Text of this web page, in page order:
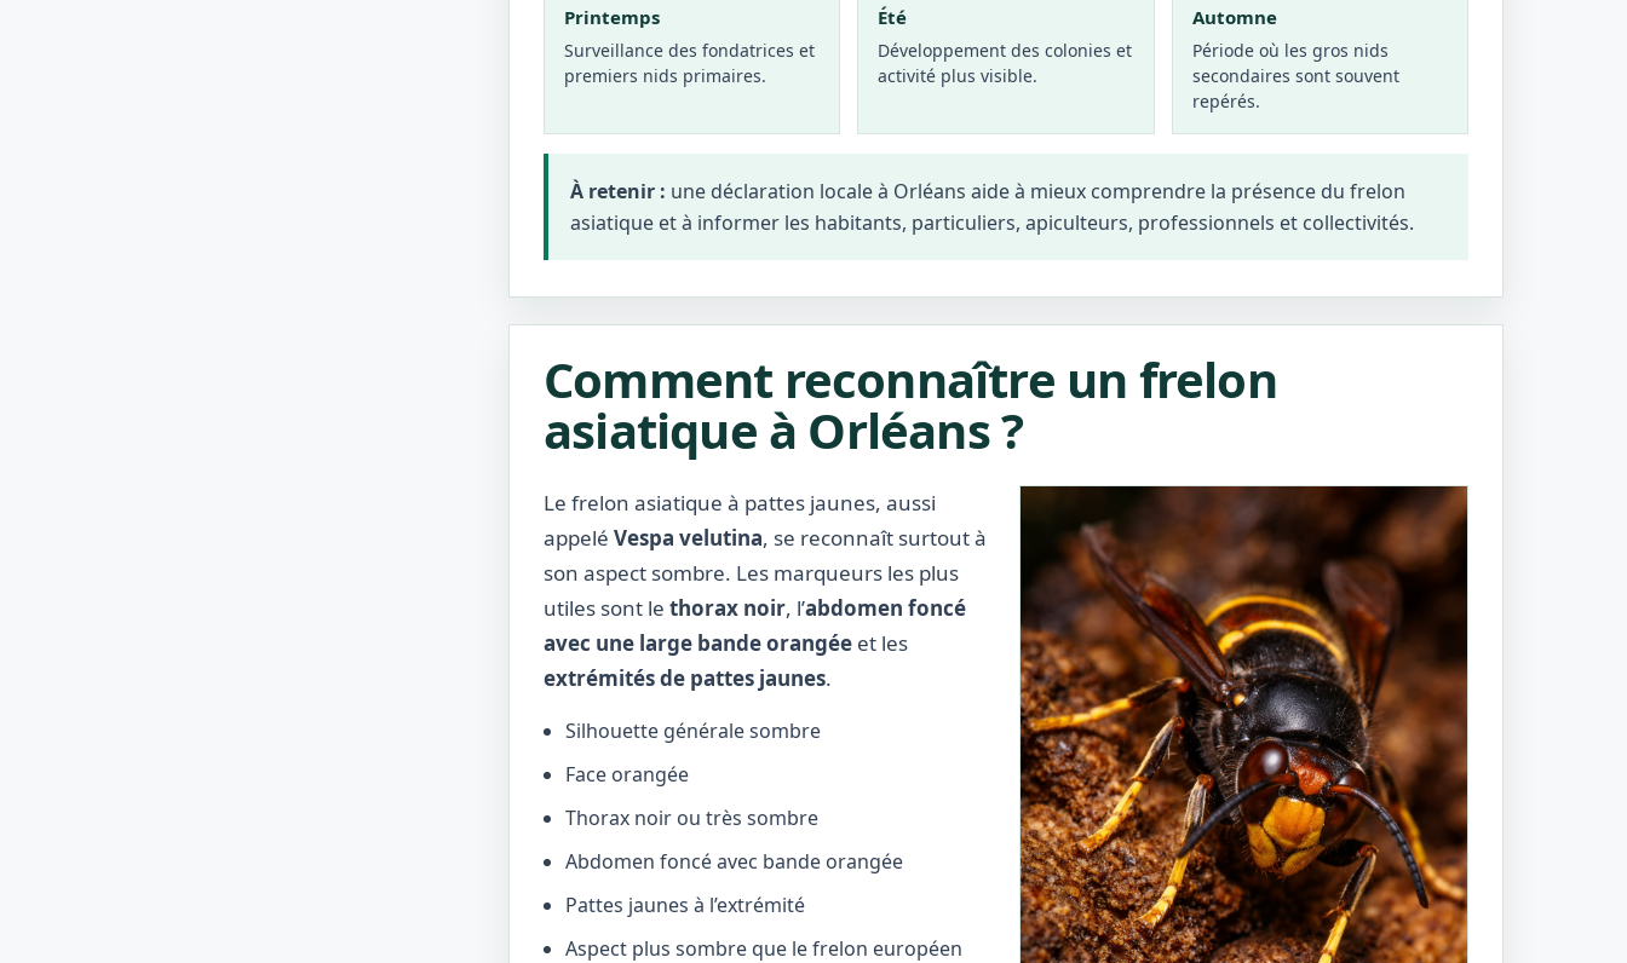
Printemps
Surveillance des fondatrices et
premiers nids primaires.
Été
Développement des colonies et
activité plus visible.
Automne
Période où les gros nids
secondaires sont souvent
repérés.
À retenir : une déclaration locale à Orléans aide à mieux comprendre la présence du frelon
asiatique et à informer les habitants, particuliers, apiculteurs, professionnels et collectivités.
Comment reconnaître un frelon
asiatique à Orléans ?
Le frelon asiatique à pattes jaunes, aussi
appelé Vespa velutina, se reconnaît surtout à
son aspect sombre. Les marqueurs les plus
utiles sont le thorax noir, l’abdomen foncé
avec une large bande orangée et les
extrémités de pattes jaunes.
Silhouette générale sombre
Face orangée
Thorax noir ou très sombre
Abdomen foncé avec bande orangée
Pattes jaunes à l’extrémité
Aspect plus sombre que le frelon européen